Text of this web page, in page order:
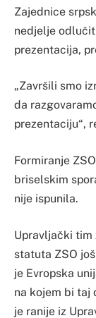
Zajednice
nedjelje
prezentacija,
„Završili smo
da
prezentaciju“,
Formiranje
briselskim
nije ispunila.
Upravljački tim
statuta ZSO
je Evropska
na kojem bi taj
je ranije iz